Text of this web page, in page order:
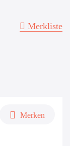
Merkliste
Merken